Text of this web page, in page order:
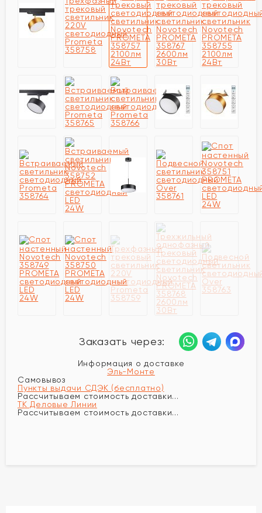
Заказать через:
Информация о доставке
Эль-Монте
Самовывоз
Пункты выдачи СДЭК (бесплатно)
Рассчитываем стоимость доставки...
ТК Деловые Линии
Рассчитываем стоимость доставки...